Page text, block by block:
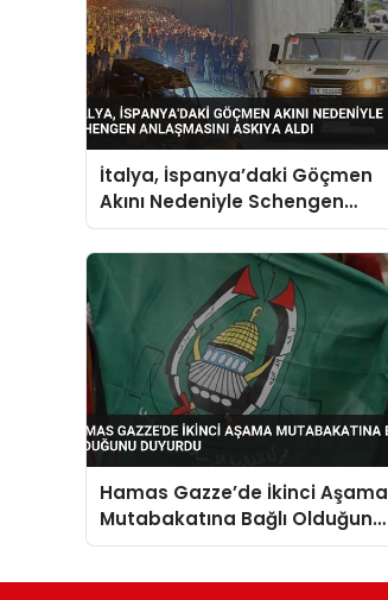
İtalya, İspanya’daki Göçmen
Akını Nedeniyle Schengen
Anlaşmasını Askıya Aldı
Hamas Gazze’de İkinci Aşama
Mutabakatına Bağlı Olduğunu
Duyurdu